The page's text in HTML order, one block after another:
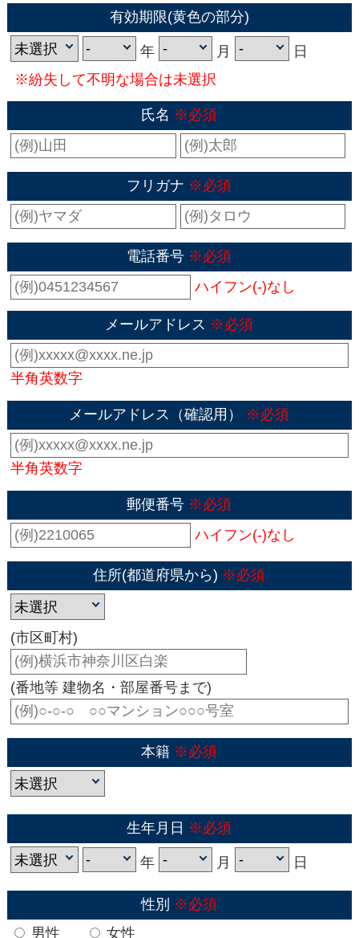
有効期限(黄色の部分)
年 月
日
※紛失して不明な場合は未選択
氏名 ※必須
フリガナ ※必須
電話番号 ※必須
ハイフン(-)なし
メールアドレス ※必須
半角英数字
メールアドレス（確認用） ※必須
半角英数字
郵便番号 ※必須
ハイフン(-)なし
住所(都道府県から) ※必須
(市区町村)
(番地等 建物名・部屋番号まで)
本籍 ※必須
生年月日 ※必須
年 月 日
性別 ※必須
男性
女性